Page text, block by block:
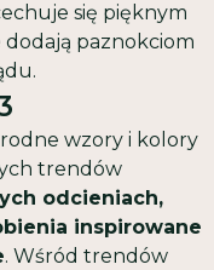
się pięknym
dodają paznokciom
wzory i kolory
trendów
odcieniach,
inspirowane
. Wśród trendów